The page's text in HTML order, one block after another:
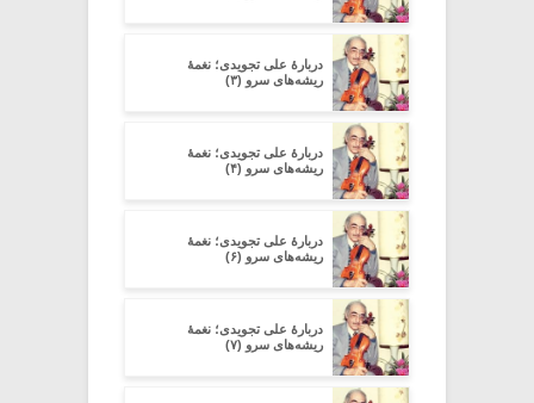
دربارۀ علی تجویدی؛ نغمۀ
ریشه‌های سرو (۳)
دربارۀ علی تجویدی؛ نغمۀ
ریشه‌های سرو (۴)
دربارۀ علی تجویدی؛ نغمۀ
ریشه‌های سرو (۶)
دربارۀ علی تجویدی؛ نغمۀ
ریشه‌های سرو (۷)